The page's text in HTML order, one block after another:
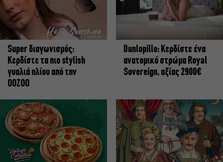
Super διαγωνισμός:
Κερδίστε τα πιο stylish
γυαλιά ηλίου από την
OOZOO
Dunlopillo: Κερδίστε ένα
ανατομικό στρώμα Royal
Sovereign, αξίας 2900€